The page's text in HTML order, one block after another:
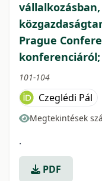
vállalkozásban,
Prague
konferenciáról;
101-104
Czeglédi Pál
Megtekintések
.
PDF